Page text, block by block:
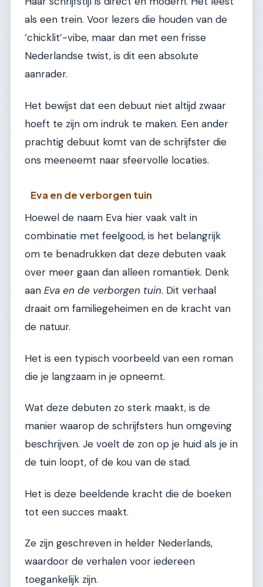
als een trein. Voor lezers die houden van de
‘chicklit’-vibe, maar dan met een frisse
Nederlandse twist, is dit een absolute
aanrader.
Het bewijst dat een debuut niet altijd zwaar
hoeft te zijn om indruk te maken. Een ander
prachtig debuut komt van de schrijfster die
ons meeneemt naar sfeervolle locaties.
Eva en de verborgen tuin
Hoewel de naam Eva hier vaak valt in
combinatie met feelgood, is het belangrijk
om te benadrukken dat deze debuten vaak
over meer gaan dan alleen romantiek. Denk
aan Eva en de verborgen tuin. Dit verhaal
draait om familiegeheimen en de kracht van
de natuur.
Het is een typisch voorbeeld van een roman
die je langzaam in je opneemt.
Wat deze debuten zo sterk maakt, is de
manier waarop de schrijfsters hun omgeving
beschrijven. Je voelt de zon op je huid als je in
de tuin loopt, of de kou van de stad.
Het is deze beeldende kracht die de boeken
tot een succes maakt.
Ze zijn geschreven in helder Nederlands,
waardoor de verhalen voor iedereen
toegankelijk zijn.